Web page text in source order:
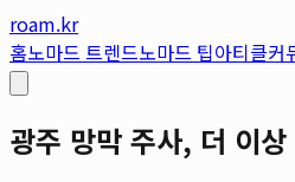
roam.kr
홈노마드 트렌드노마드 팁아티클커
광주 망막 주사, 더 이